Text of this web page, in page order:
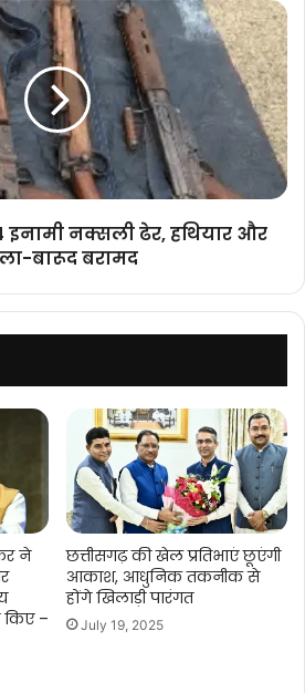
नक्सली ढेर, हथियार और
बारूद बरामद
ने
किए –
छत्तीसगढ़ की खेल प्रतिभाएं छूएंगी
आकाश, आधुनिक तकनीक से
होंगे खिलाड़ी पारंगत
July 19, 2025